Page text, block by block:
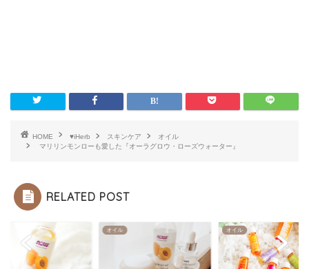
HOME ♥iHerb スキンケア
オイル
マリリンモンローも愛した『オーラグロウ・ローズウォーター』
RELATED POST
オイル オイル